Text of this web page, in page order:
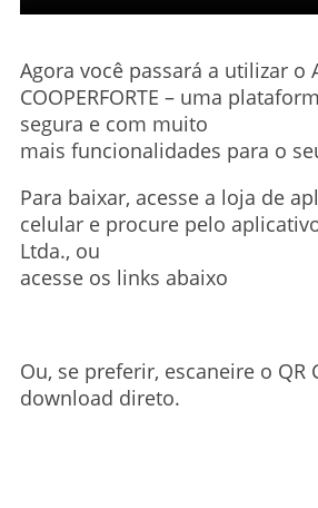
Agora você passará a utilizar o
COOPERFORTE – uma
segura e com muito
mais funcionalidades para o
Para baixar, acesse a loja de
celular e procure pelo
Ltda., ou
acesse os links abaixo
Ou, se preferir, escaneire o QR
download direto.